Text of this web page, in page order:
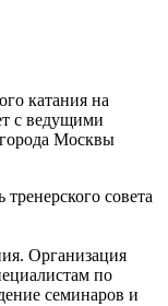
катания на
с ведущими
Москвы
тренерского совета
Организация
по
семинаров и